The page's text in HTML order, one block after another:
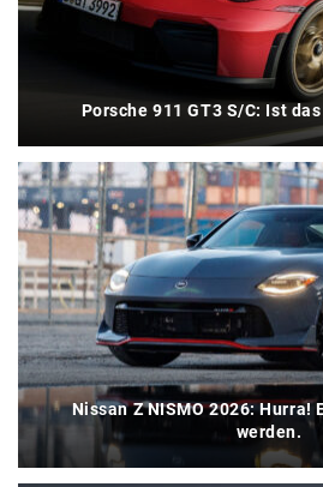
Porsche 911 GT3 S/C: Ist
Nissan Z NISMO 2026: Hurra!
werden.